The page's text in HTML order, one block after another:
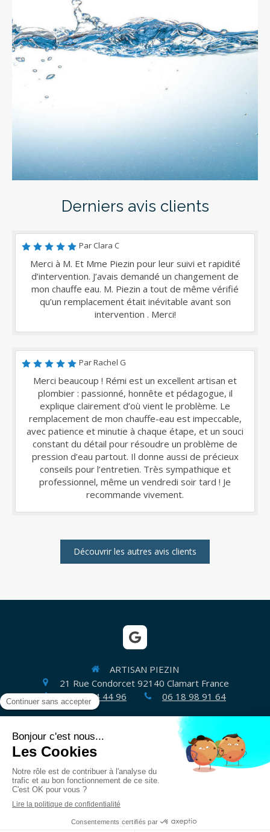
Derniers avis clients
Par Clara C
Merci à M. Et Mme Piezin pour leur suivi et rapidité
d’intervention. J’avais demandé un changement de
mon chauffe eau. M. Piezin a tout de même vérifié
qu’un remplacement était inévitable avant son
intervention . Merci!
Par Rachel G
Merci beaucoup ! Rémi est un excellent artisan et
plombier : passionné, honnête et pédagogue, il
explique clairement d’où vient le problème. Le
remplacement de mon chauffe-eau est impeccable,
avec patience et minutie à chaque étape, et un souci
constant du détail pour résoudre un problème de
pression d’eau partout. Il donne aussi de précieux
conseils pour l’entretien. Très sympathique et
professionnel, même un vendredi soir tard ! Je
recommande vivement.
Découvrir les autres avis clients
ARTISAN PIEZIN
21 Rue Condorcet 92140 Clamart France
07 49 24 44 96
06 18 98 91 64
Création et référencement du site par Simplébo
Site créé grâce àMAAF